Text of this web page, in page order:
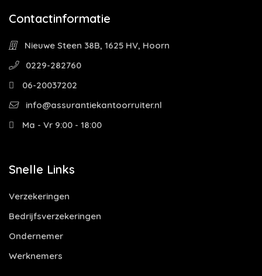
Contactinformatie
Nieuwe Steen 38B, 1625 HV, Hoorn
0229-282760
06-20037202
info@assurantiekantoorruiter.nl
Ma - Vr 9:00 - 18:00
Snelle Links
Verzekeringen
Bedrijfsverzekeringen
Ondernemer
Werknemers